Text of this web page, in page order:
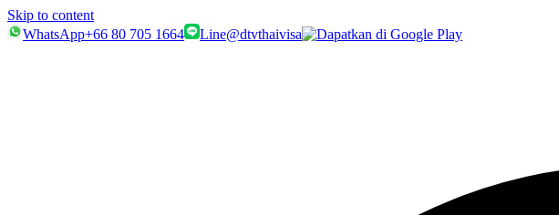
Skip to content
WhatsApp+66 80 705 1664 Line@dtvthaivisa